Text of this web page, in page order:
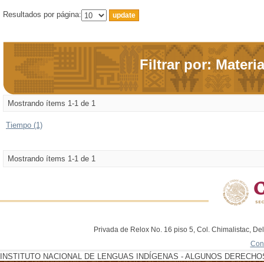
Resultados por página:
Filtrar por: Materia
Mostrando ítems 1-1 de 1
Tiempo (1)
Mostrando ítems 1-1 de 1
Privada de Relox No. 16 piso 5, Col. Chimalistac,
INSTITUTO NACIONAL DE LENGUAS INDÍGENAS - ALGUNOS